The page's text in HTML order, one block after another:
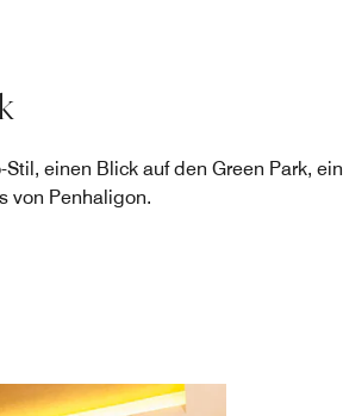
einen Blick auf den Green Park, ein
von Penhaligon.